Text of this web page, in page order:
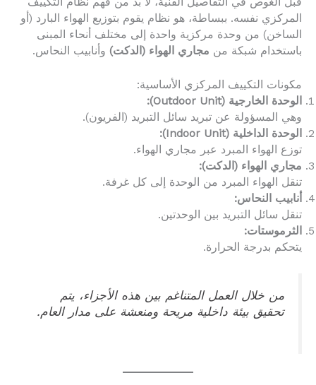
المركزي نفسه. ببساطة، هو نظام يقوم بتوزيع الهواء البارد (أو
الساخن) من وحدة مركزية واحدة إلى مختلف أنحاء المبنى
باستخدام شبكة من مجاري الهواء (الدكت) وأنابيب النحاس.
مكونات التكييف المركزي الأساسية:
الوحدة الخارجية (Outdoor Unit):
وهي المسؤولة عن تبريد سائل التبريد (الفريون).
الوحدة الداخلية (Indoor Unit):
توزع الهواء المبرد عبر مجاري الهواء.
مجاري الهواء (الدكت):
تنقل الهواء المبرد من الوحدة إلى كل غرفة.
أنابيب النحاس:
تنقل سائل التبريد بين الوحدتين.
الثرموستات:
يتحكم بدرجة الحرارة.
من خلال العمل المتناغم بين هذه الأجزاء، يتم
تحقيق بيئة داخلية مريحة ومنعشة على مدار العام.